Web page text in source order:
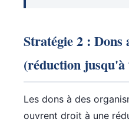
Stratégie 2 : Dons
(réduction
Les dons à des
ouvrent droit à une